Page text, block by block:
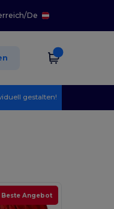
/De
gestalten!
Beste Angebot